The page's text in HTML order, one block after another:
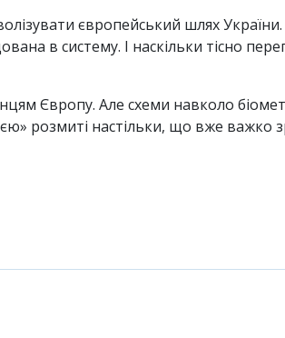
європейський шлях
в систему. І наскільки тісно
Європу. Але схеми навколо
розмиті настільки, що вже важко